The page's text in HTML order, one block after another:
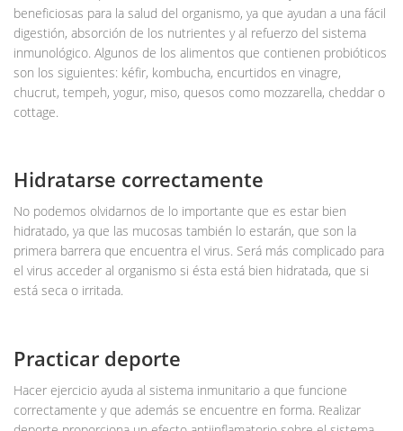
beneficiosas para la salud del organismo, ya que ayudan a una fácil
digestión, absorción de los nutrientes y al refuerzo del sistema
inmunológico. Algunos de los alimentos que contienen probióticos
son los siguientes: kéfir, kombucha, encurtidos en vinagre,
chucrut, tempeh, yogur, miso, quesos como mozzarella, cheddar o
cottage.
Hidratarse correctamente
No podemos olvidarnos de lo importante que es estar bien
hidratado, ya que las mucosas también lo estarán, que son la
primera barrera que encuentra el virus. Será más complicado para
el virus acceder al organismo si ésta está bien hidratada, que si
está seca o irritada.
Practicar deporte
Hacer ejercicio ayuda al sistema inmunitario a que funcione
correctamente y que además se encuentre en forma. Realizar